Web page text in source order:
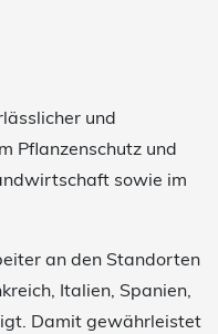
und
Pflanzenschutz und
sowie im
an den Standorten
Italien, Spanien,
Damit gewährleistet